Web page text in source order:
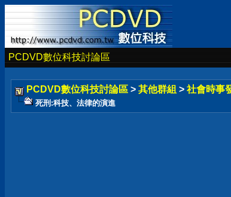
PCDVD數位科技討論區
PCDVD數位科技討論區 > 其他群組 > 社會時事
死刑:科技、法律的演進